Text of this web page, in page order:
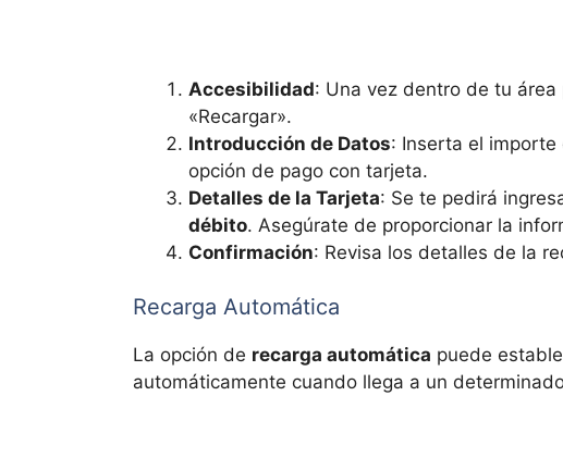
Accesibilidad: Una vez dentro de tu
«Recargar».
Introducción de Datos: Inserta el importe
opción de pago con tarjeta.
Detalles de la Tarjeta: Se te pedirá
débito. Asegúrate de proporcionar la
Confirmación: Revisa los detalles de la
Recarga Automática
La opción de recarga automática puede
automáticamente cuando llega a un